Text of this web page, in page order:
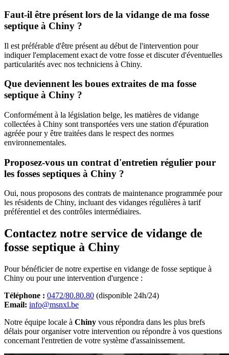
Faut-il être présent lors de la vidange de ma fosse
septique à Chiny ?
Il est préférable d'être présent au début de l'intervention pour
indiquer l'emplacement exact de votre fosse et discuter d'éventuelles
particularités avec nos techniciens à Chiny.
Que deviennent les boues extraites de ma fosse
septique à Chiny ?
Conformément à la législation belge, les matières de vidange
collectées à Chiny sont transportées vers une station d'épuration
agréée pour y être traitées dans le respect des normes
environnementales.
Proposez-vous un contrat d'entretien régulier pour
les fosses septiques à Chiny ?
Oui, nous proposons des contrats de maintenance programmée pour
les résidents de Chiny, incluant des vidanges régulières à tarif
préférentiel et des contrôles intermédiaires.
Contactez notre service de vidange de
fosse septique à Chiny
Pour bénéficier de notre expertise en vidange de fosse septique à
Chiny ou pour une intervention d'urgence :
Téléphone : 0472/80.80.80 (disponible 24h/24)
Email: info@msnxl.be
Notre équipe locale à Chiny vous répondra dans les plus brefs
délais pour organiser votre intervention ou répondre à vos questions
concernant l'entretien de votre système d'assainissement.